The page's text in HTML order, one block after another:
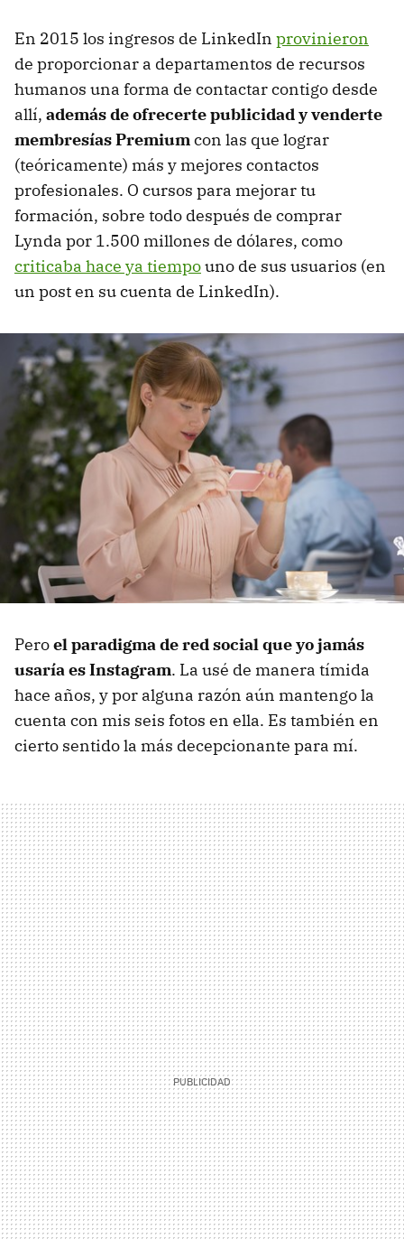
En 2015 los ingresos de LinkedIn provinieron
de proporcionar a departamentos de recursos
humanos una forma de contactar contigo desde
allí, además de ofrecerte publicidad y venderte
membresías Premiumcon las que lograr
(teóricamente) más y mejores contactos
profesionales. O cursos para mejorar tu
formación, sobre todo después de comprar
Lynda por 1.500 millones de dólares, como
criticaba hace ya tiempouno de sus usuarios (en
un post en su cuenta de LinkedIn).
Peroel paradigma de red social que yo jamás
usaría es Instagram. La usé de manera tímida
hace años, y por alguna razón aún mantengo la
cuenta con mis seis fotos en ella. Es también en
cierto sentido la más decepcionante para mí.